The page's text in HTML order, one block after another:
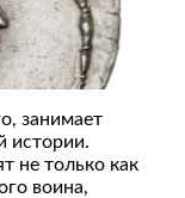
занимает
истории.
не только как
воина,